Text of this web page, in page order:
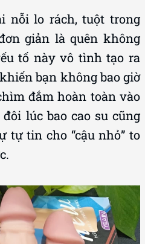
nỗi lo rách, tuột trong
giản là quên không
tố này vô tình tạo ra
bạn không bao giờ
đắm hoàn toàn vào
lúc bao cao su cũng
tự tin cho “cậu nhỏ” to